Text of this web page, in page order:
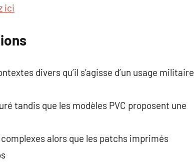
ici
divers qu’il s’agisse d’un usage militaire
tandis que les modèles PVC proposent une
alors que les patchs imprimés